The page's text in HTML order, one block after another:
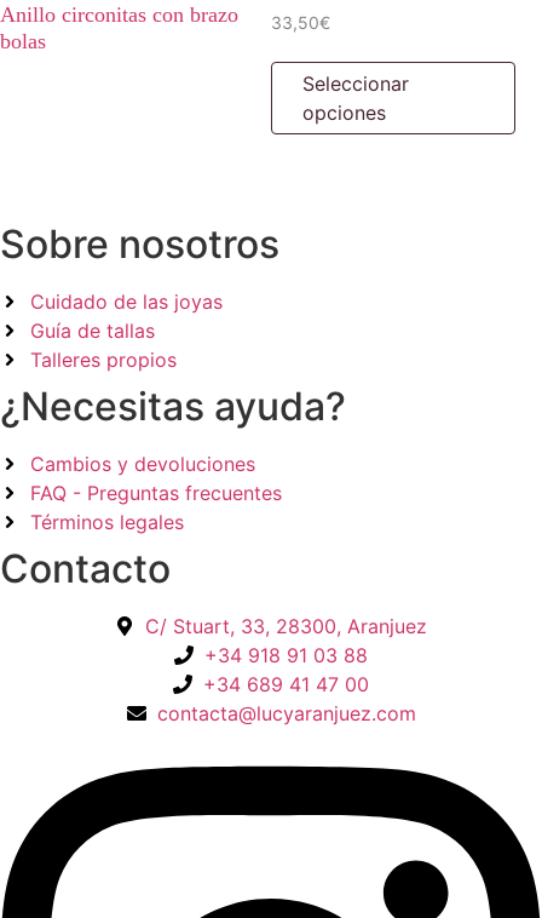
Anillo circonitas con brazo
bolas
33,50€
Seleccionar
opciones
Sobre nosotros
Cuidado de las joyas
Guía de tallas
Talleres propios
¿Necesitas ayuda?
Cambios y devoluciones
FAQ - Preguntas frecuentes
Términos legales
Contacto
C/ Stuart, 33, 28300, Aranjuez
+34 918 91 03 88
+34 689 41 47 00
contacta@lucyaranjuez.com